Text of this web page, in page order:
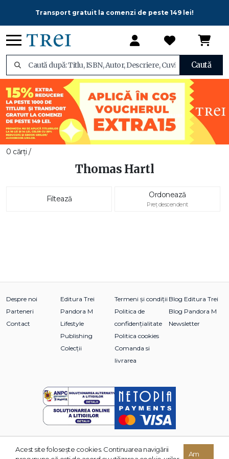
Transport gratuit la comenzi de peste 149 lei!
Caută
0 cărți /
Thomas Hartl
Filtează Ordonează
Preț descendent
Despre noi
Parteneri
Contact
Editura Trei
Pandora M
Lifestyle
Publishing
Colecții
Termeni și condiții
Politica de
confidențialitate
Politica cookies
Comanda si
livrarea
Blog Editura Trei
Blog Pandora M
Newsletter
© 2026 Grupul Editorial TREI. Toate drepturile rezervate.
Acest site foloseşte cookies. Continuarea navigării
Am